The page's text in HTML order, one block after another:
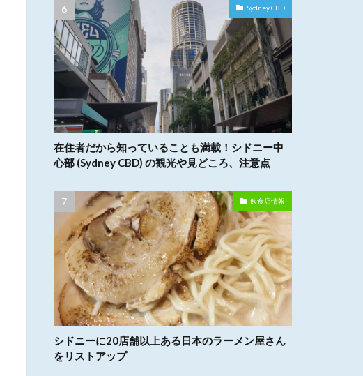
Sydney CBD
在住者だから知っていることも満載！シドニー中
心部 (Sydney CBD) の観光や見どころ、注意点
飲食店情報
シドニーに20店舗以上ある日本のラーメン屋さん
をリストアップ